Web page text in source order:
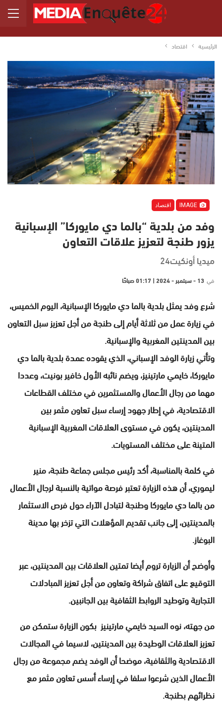
الرئيسية اقتصاد
اقتصاد
وفد من بلدية “بالما دي مايوركا” الإسبانية
يزور طنجة لتعزيز علاقات التعاون
ميديا أونكيت24
في 13 - سبتمبر - 2024 | 01:17 صباحًا
شرع وفد يمثل بلدية بالما دي مايوركا الإسبانية، اليوم الخميس،
في زيارة عمل من ثلاثة أيام إلى طنجة من أجل تعزيز سبل التعاون
بين المدينتين المغربية والإسبانية.
وتأتي زيارة الوفد الإسباني، الذي يقوده عمدة بلدية بالما دي
مايوركا، خايمي مارتينيز، ويضم نائبه الأول خافير بونيت، وعددا
مهما من رجال الأعمال والمستثمرين في مختلف القطاعات
الاقتصادية، في إطار جهود إرساء سبل تعاون مثمر بين
المدينتين، يكون في مستوى العلاقات المغربية الإسبانية
المتينة على مختلف المستويات.
في كلمة بالمناسبة، أكد رئيس مجلس جماعة طنجة، منير
ليموري، أن هذه الزيارة تعتبر فرصة مواتية بالنسبة لرجال الأعمال
من بالما دي مايوركا وطنجة لتبادل الآراء حول فرص الاستثمار
بالمدينتين، إلى جانب تقديم المؤهلات التي تزخر بها مدينة
البوغاز.
وأوضح أن الزيارة تروم أيضا تمتين العلاقات بين المدينتين، عبر
التوقيع على اتفاق شراكة وتعاون من أجل تعزيز المبادلات
التجارية وتوطيد الروابط الثقافية بين الجانبين.
من جهته، نوه السيد خايمي مارتينيز بكون الزيارة ستمكن من
تعزيز العلاقات الوطيدة بين المدينتين، لاسيما في المجالات
الاقتصادية والثقافية، موضحا أن الوفد يضم مجموعة من رجال
الأعمال الذين شرعوا سلفا في إرساء أسس تعاون مثمر مع
نظرائهم بطنجة.